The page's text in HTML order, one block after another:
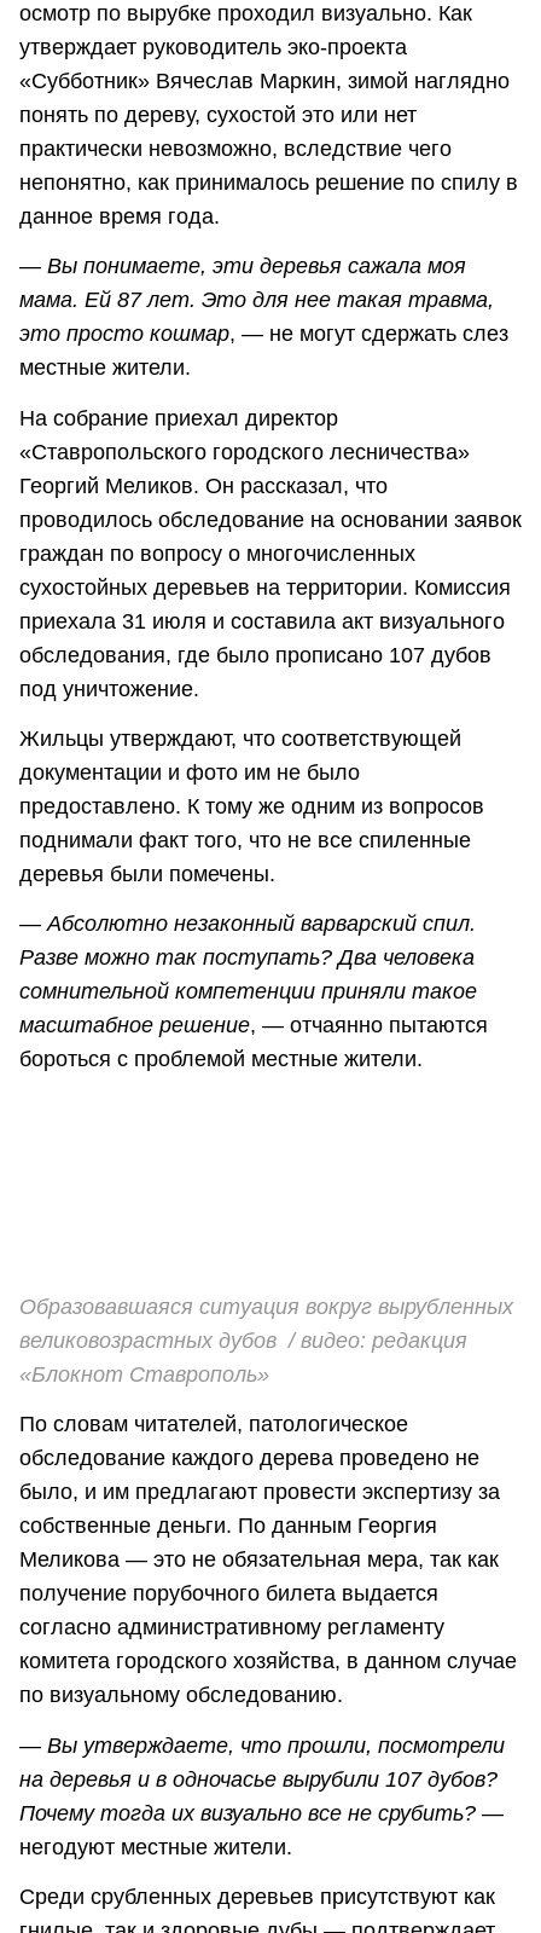
осмотр по вырубке проходил визуально. Как
утверждает руководитель эко-проекта
«Субботник» Вячеслав Маркин, зимой наглядно
понять по дереву, сухостой это или нет
практически невозможно, вследствие чего
непонятно, как принималось решение по спилу в
данное время года.
— Вы понимаете, эти деревья сажала моя
мама. Ей 87 лет. Это для нее такая травма,
это просто кошмар, — не могут сдержать слез
местные жители.
На собрание приехал директор
«Ставропольского городского лесничества»
Георгий Меликов. Он рассказал, что
проводилось обследование на основании заявок
граждан по вопросу о многочисленных
сухостойных деревьев на территории. Комиссия
приехала 31 июля и составила акт визуального
обследования, где было прописано 107 дубов
под уничтожение.
Жильцы утверждают, что соответствующей
документации и фото им не было
предоставлено. К тому же одним из вопросов
поднимали факт того, что не все спиленные
деревья были помечены.
—Абсолютно незаконный варварский спил.
Разве можно так поступать? Два человека
сомнительной компетенции приняли такое
масштабное решение, — отчаянно пытаются
бороться с проблемой местные жители.
Образовавшаяся ситуация вокруг вырубленных
великовозрастных дубов / видео: редакция
«Блокнот Ставрополь»
По словам читателей, патологическое
обследование каждого дерева проведено не
было, и им предлагают провести экспертизу за
собственные деньги. По данным Георгия
Меликова — это не обязательная мера, так как
получение порубочного билета выдается
согласно административному регламенту
комитета городского хозяйства, в данном случае
по визуальному обследованию.
— Вы утверждаете, что прошли, посмотрели
на деревья и в одночасье вырубили 107 дубов?
Почему тогда их визуально все не срубить? —
негодуют местные жители.
Среди срубленных деревьев присутствуют как